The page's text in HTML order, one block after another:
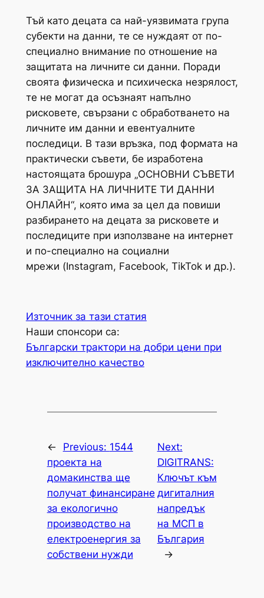
Тъй като децата са най-уязвимата група
субекти на данни, те се нуждаят от по-
специално внимание по отношение на
защитата на личните си данни. Поради
своята физическа и психическа незрялост,
те не могат да осъзнаят напълно
рисковете, свързани с обработването на
личните им данни и евентуалните
последици. В тази връзка, под формата на
практически съвети, бе изработена
настоящата брошура „ОСНОВНИ СЪВЕТИ
ЗА ЗАЩИТА НА ЛИЧНИТЕ ТИ ДАННИ
ОНЛАЙН“, която има за цел да повиши
разбирането на децата за рисковете и
последиците при използване на интернет
и по-специално на социални
мрежи (Instagram, Facebook, TikTok и др.).
Източник за тази статия
Наши спонсори са:
Български трактори на добри цени при
изключително качество
← Previous: 1544
проекта на
домакинства ще
получат финансиране
за екологично
производство на
електроенергия за
собствени нужди
Next:
DIGITRANS:
Ключът към
дигиталния
напредък
на МСП в
България
→